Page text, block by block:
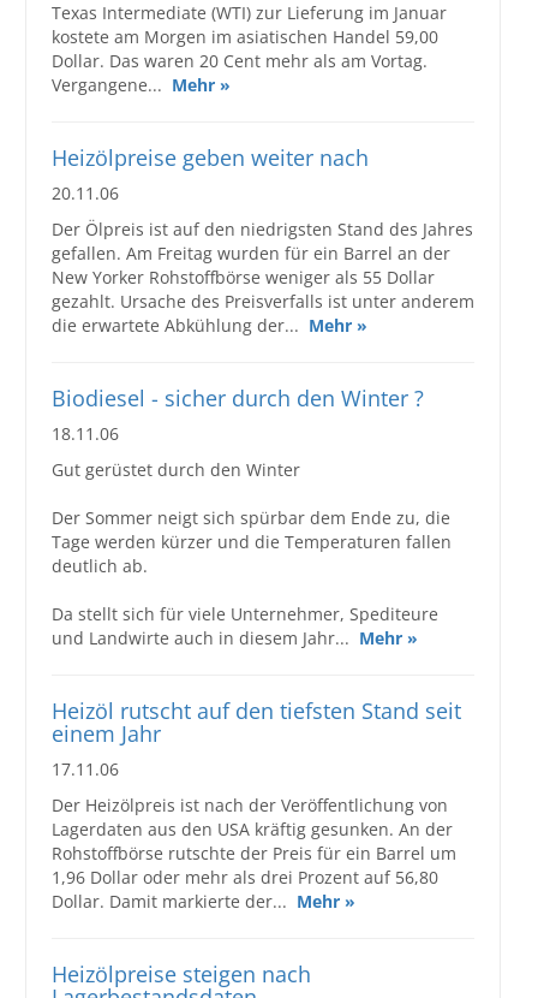
Texas Intermediate (WTI) zur Lieferung im Januar
kostete am Morgen im asiatischen Handel 59,00
Dollar. Das waren 20 Cent mehr als am Vortag.
Vergangene... Mehr »
Heizölpreise geben weiter nach
20.11.06
Der Ölpreis ist auf den niedrigsten Stand des Jahres
gefallen. Am Freitag wurden für ein Barrel an der
New Yorker Rohstoffbörse weniger als 55 Dollar
gezahlt. Ursache des Preisverfalls ist unter anderem
die erwartete Abkühlung der... Mehr »
Biodiesel - sicher durch den Winter ?
18.11.06
Gut gerüstet durch den Winter
Der Sommer neigt sich spürbar dem Ende zu, die
Tage werden kürzer und die Temperaturen fallen
deutlich ab.
Da stellt sich für viele Unternehmer, Spediteure
und Landwirte auch in diesem Jahr... Mehr »
Heizöl rutscht auf den tiefsten Stand seit
einem Jahr
17.11.06
Der Heizölpreis ist nach der Veröffentlichung von
Lagerdaten aus den USA kräftig gesunken. An der
Rohstoffbörse rutschte der Preis für ein Barrel um
1,96 Dollar oder mehr als drei Prozent auf 56,80
Dollar. Damit markierte der... Mehr »
Heizölpreise steigen nach